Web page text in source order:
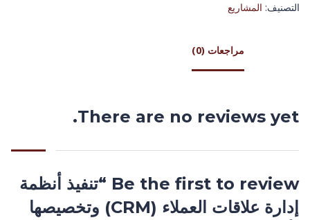
التصنيف: المشاريع
مراجعات (0)
There are no reviews yet.
Be the first to review “تنفيذ أنظمة
إدارة علاقات العملاء (CRM) وتخصيصها